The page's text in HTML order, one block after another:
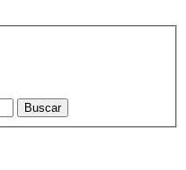
Buscar